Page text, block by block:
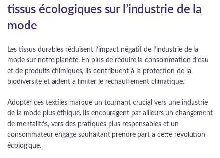
tissus écologiques sur l’industrie de la
mode
Les tissus durables réduisent l’impact négatif de l’industrie de la
mode sur notre planète. En plus de réduire la consommation d’eau
et de produits chimiques, ils contribuent à la protection de la
biodiversité et aident à limiter le réchauffement climatique.
Adopter ces textiles marque un tournant crucial vers une industrie
de la mode plus éthique. Ils encouragent par ailleurs un changement
de mentalités, vers des pratiques plus responsables et un
consommateur engagé souhaitant prendre part à cette révolution
écologique.